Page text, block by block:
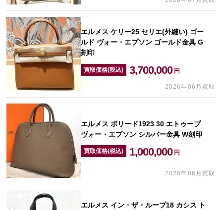
エルメス ケリー25 セリエ(外縫い) ゴー
ルド ヴォー・エプソン ゴールド金具 G
刻印
買取価格(税込) 3,700,000 円
2026年06月買取
エルメス ボリード1923 30 エトゥープ
ヴォー・エプソン シルバー金具 W刻印
買取価格(税込) 1,000,000 円
2026年06月買取
エルメス イン・ザ・ループ18 カシス ト